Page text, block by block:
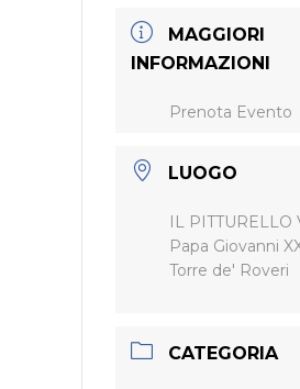
MAGGIORI
INFORMAZIONI
Prenota Evento
LUOGO
IL PITTURELLO
Papa Giovanni
Torre de' Roveri
CATEGORIA